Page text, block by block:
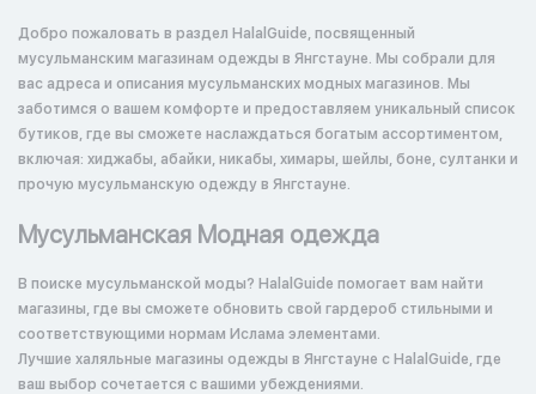
Добро пожаловать в раздел HalalGuide, посвященный
мусульманским магазинам одежды в Янгстауне. Мы собрали для
вас адреса и описания мусульманских модных магазинов. Мы
заботимся о вашем комфорте и предоставляем уникальный список
бутиков, где вы сможете наслаждаться богатым ассортиментом,
включая: хиджабы, абайки, никабы, химары, шейлы, боне, султанки и
прочую мусульманскую одежду в Янгстауне.
Мусульманская Модная одежда
В поиске мусульманской моды? HalalGuide помогает вам найти
магазины, где вы сможете обновить свой гардероб стильными и
соответствующими нормам Ислама элементами.
Лучшие халяльные магазины одежды в Янгстауне с HalalGuide, где
ваш выбор сочетается с вашими убеждениями.